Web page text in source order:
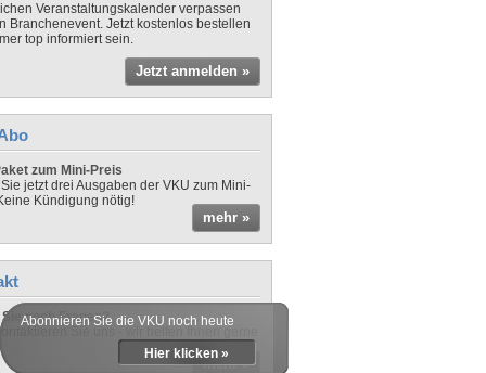
Veranstaltungskalender verpassen
Branchenevent. Jetzt kostenlos bestellen
top informiert sein.
Jetzt anmelden »
zum Mini-Preis
jetzt drei Ausgaben der VKU zum Mini-
Kündigung nötig!
mehr »
noch Fragen?
Sie uns - wir helfen Ihnen gerne
mehr »
Abonnieren Sie die VKU noch heute
Hier klicken »